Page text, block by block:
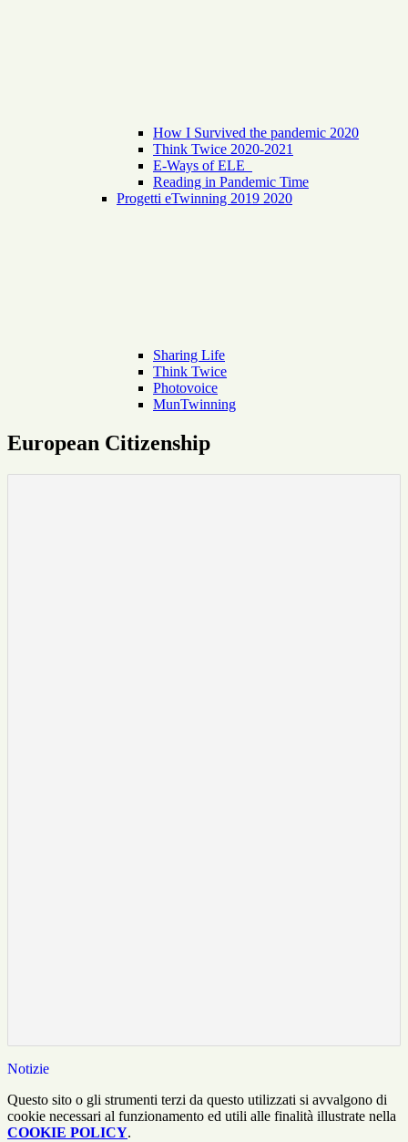
How I Survived the pandemic 2020
Think Twice 2020-2021
E-Ways of ELE
Reading in Pandemic Time
Progetti eTwinning 2019 2020
Sharing Life
Think Twice
Photovoice
MunTwinning
European Citizenship
Notizie
Questo sito o gli strumenti terzi da questo utilizzati si avvalgono di
cookie necessari al funzionamento ed utili alle finalità illustrate nella
COOKIE POLICY.